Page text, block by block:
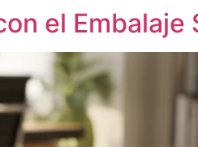
el Embalaje